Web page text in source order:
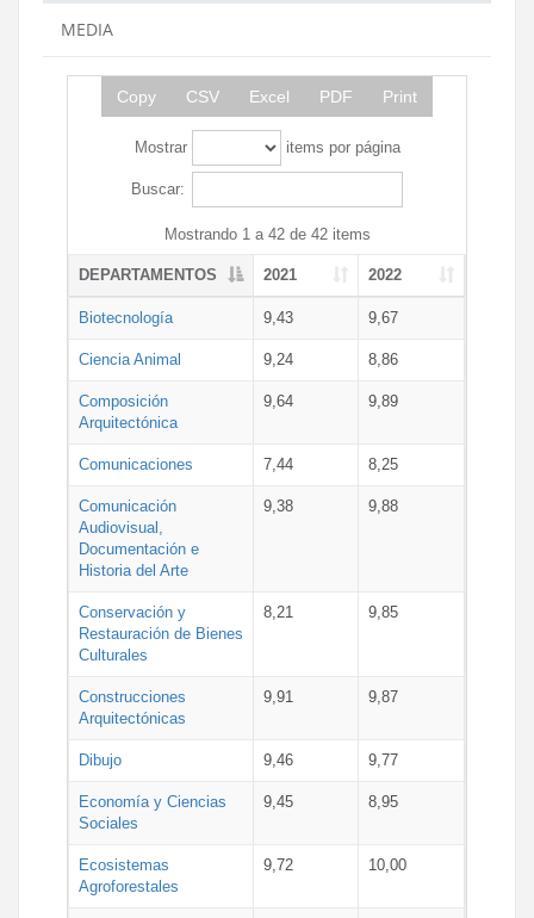
MEDIA
Copy CSV Excel PDF Print
Mostrar items por página
Buscar:
Mostrando 1 a 42 de 42 items
DEPARTAMENTOS 2021 2022
Biotecnología 9,43 9,67
Ciencia Animal 9,24 8,86
Composición
Arquitectónica
9,64 9,89
Comunicaciones 7,44 8,25
Comunicación
Audiovisual,
Documentación e
Historia del Arte
9,38 9,88
Conservación y
Restauración de Bienes
Culturales
8,21 9,85
Construcciones
Arquitectónicas
9,91 9,87
Dibujo 9,46 9,77
Economía y Ciencias
Sociales
9,45 8,95
Ecosistemas
Agroforestales
9,72 10,00